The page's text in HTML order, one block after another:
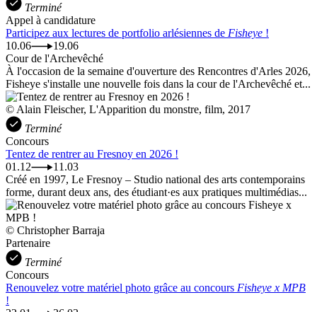
Terminé
Appel à candidature
Participez aux lectures de portfolio arlésiennes de Fisheye !
10.06
19.06
Cour de l'Archevêché
À l'occasion de la semaine d'ouverture des Rencontres d'Arles 2026,
Fisheye s'installe une nouvelle fois dans la cour de l'Archevêché et...
© Alain Fleischer, L'Apparition du monstre, film, 2017
Terminé
Concours
Tentez de rentrer au Fresnoy en 2026 !
01.12
11.03
Créé en 1997, Le Fresnoy – Studio national des arts contemporains
forme, durant deux ans, des étudiant·es aux pratiques multimédias...
© Christopher Barraja
Partenaire
Terminé
Concours
Renouvelez votre matériel photo grâce au concours Fisheye x MPB
!